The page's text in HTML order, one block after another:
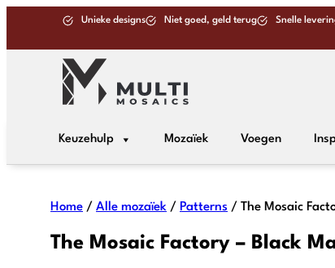
Unieke designs Niet goed, geld terug Snelle
Keuzehulp Mozaïek Voegen
Home / Alle mozaïek / Patterns / The Mosaic
The Mosaic Factory – Black